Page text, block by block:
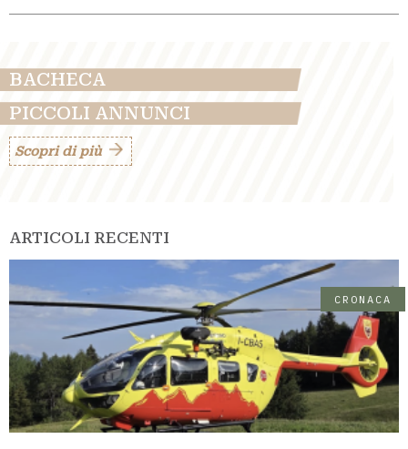
BACHECA
PICCOLI ANNUNCI
Scopri di più
ARTICOLI RECENTI
CRONACA